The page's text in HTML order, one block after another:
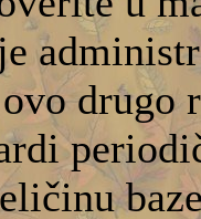
drugo